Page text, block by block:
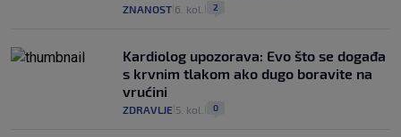
ZNANOST 6. kol. 2
Kardiolog upozorava: Evo što se događa
s krvnim tlakom ako dugo boravite na
vrućini
ZDRAVLJE 5. kol. 0